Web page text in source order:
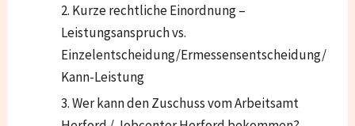
Kurze rechtliche Einordnung –
Leistungsanspruch vs.
Einzelentscheidung/Ermessensentscheidung/
Kann-Leistung
Wer kann den Zuschuss vom Arbeitsamt